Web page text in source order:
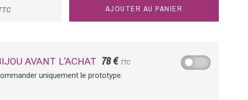
AJOUTER AU PANIER
AVANT L’ACHAT 78 € TTC
uniquement le prototype.